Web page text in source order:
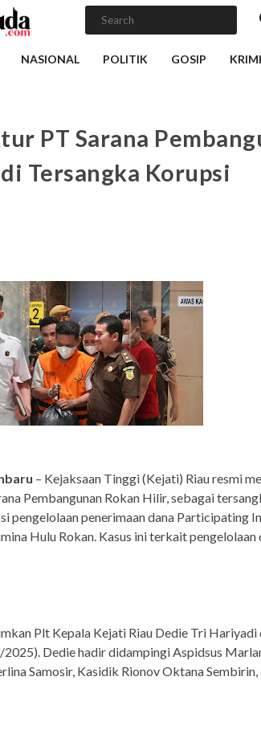
NASIONAL POLITIK GOSIP
PT Sarana
Tersangka Korupsi
– Kejaksaan Tinggi (Kejati) Riau resmi
Pembangunan Rokan Hilir, sebagai
pengelolaan penerimaan dana Participating
Hulu Rokan. Kasus ini terkait pengelolaan
Plt Kepala Kejati Riau Dedie Tri Hariyadi
2025). Dedie hadir didampingi Aspidsus
Samosir, Kasidik Rionov Oktana Sembirin,